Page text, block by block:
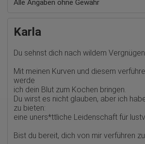
Erhobene Daten:
werden übertragen und gespeichert. Dabei
verarbeiteten Daten pseudonyme
auch an Dritte übertragen, sofern dies
von Google verarbeiten. Die IP-Adresse der
Google innerhalb von Mitgliedstaaten der
oder in anderen Vertragsstaaten des
Europäischen Wirtschaftsraum gekürzt,
Daten anonym erhoben werden. Nur in
volle IP-Adresse an einen Server von Google
übertragen und dort gekürzt. Die von dem
zusammengeführt.
Alle Angaben ohne Gewähr
Karla
Du sehnst dich nach wildem
Mit meinen Kurven und diesem
werde
ich dein Blut zum Kochen bringen.
Du wirst es nicht glauben, aber ich
zu bieten:
eine uners*ttliche Leidenschaft für
Bist du bereit, dich von mir verführen